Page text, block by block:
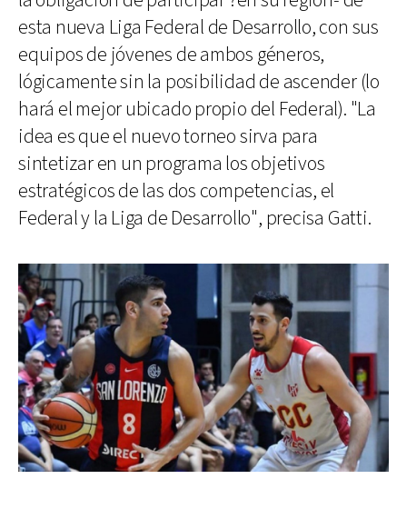
esta nueva Liga Federal de Desarrollo, con sus
equipos de jóvenes de ambos géneros,
lógicamente sin la posibilidad de ascender (lo
hará el mejor ubicado propio del Federal). "La
idea es que el nuevo torneo sirva para
sintetizar en un programa los objetivos
estratégicos de las dos competencias, el
Federal y la Liga de Desarrollo", precisa Gatti.